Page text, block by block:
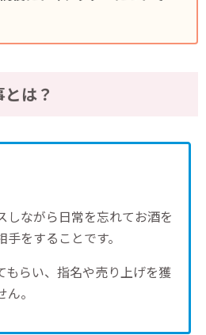
は？
しながら日常を忘れてお酒を
をすることです。
もらい、指名や売り上げを獲
。